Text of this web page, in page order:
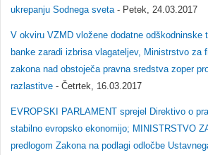
ukrepanju Sodnega sveta- Petek, 24.03.2017
V okviru VZMD vložene dodatne odškodninske
banke zaradi izbrisa vlagateljev, Ministrstvo za
zakona nad obstoječa pravna sredstva zoper
razlastitve - Četrtek, 16.03.2017
EVROPSKI PARLAMENT sprejel Direktivo o
stabilno evropsko ekonomijo; MINISTRSTVO
predlogom Zakona na podlagi odločbe